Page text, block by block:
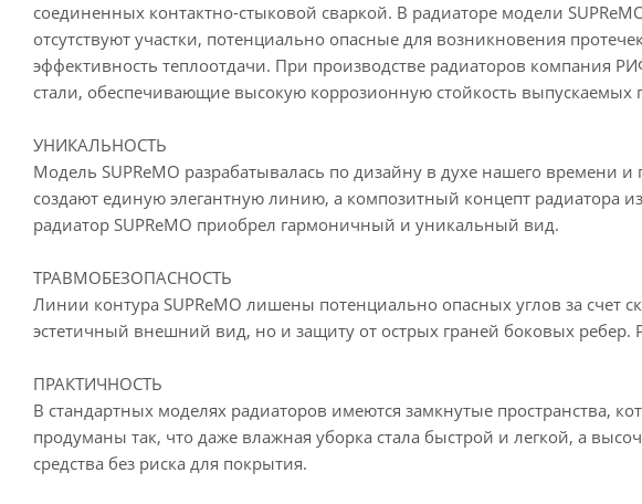
соединенных контактно-стыковой сваркой. В радиаторе модели
отсутствуют участки, потенциально опасные для возникновения
эффективность теплоотдачи. При производстве радиаторов компания
стали, обеспечивающие высокую коррозионную стойкость
УНИКАЛЬНОСТЬ
Модель SUPReMO разрабатывалась по дизайну в духе нашего времени
создают единую элегантную линию, а композитный концепт радиатора
радиатор SUPReMO приобрел гармоничный и уникальный вид.
ТРАВМОБЕЗОПАСНОСТЬ
Линии контура SUPReMO лишены потенциально опасных углов за счет
эстетичный внешний вид, но и защиту от острых граней боковых ребер.
ПРАКТИЧНОСТЬ
В стандартных моделях радиаторов имеются замкнутые пространства,
продуманы так, что даже влажная уборка стала быстрой и легкой, а
средства без риска для покрытия.